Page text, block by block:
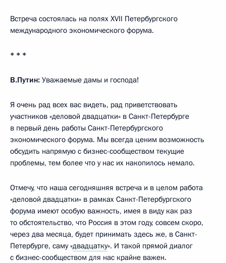
Встреча состоялась на полях XVII Петербургского
международного экономического форума.
* * *
В.Путин: Уважаемые дамы и господа!
Я очень рад всех вас видеть, рад приветствовать
участников «деловой двадцатки» в Санкт-Петербурге
в первый день работы Санкт-Петербургского
экономического форума. Мы всегда ценим возможность
обсудить напрямую с бизнес-сообществом текущие
проблемы, тем более что у нас их накопилось немало.
Отмечу, что наша сегодняшняя встреча и в целом работа
«деловой двадцатки» в рамках Санкт-Петербургского
форума имеют особую важность, имея в виду как раз
то обстоятельство, что Россия в этом году, совсем скоро,
через два месяца, будет принимать здесь же, в Санкт-
Петербурге, саму «двадцатку». И такой прямой диалог
с бизнес-сообществом для нас крайне важен.